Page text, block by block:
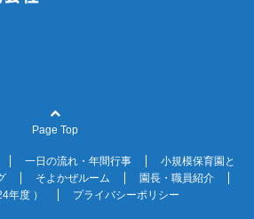
Page Top
一日の流れ・年間行事
小規模保育園と
そよかぜルーム
園長・職員紹介
年度 ）
プライバシーポリシー